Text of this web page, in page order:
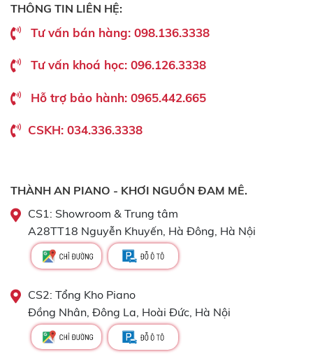
THÔNG TIN LIÊN HỆ:
Tư vấn bán hàng: 098.136.3338
Tư vấn khoá học: 096.126.3338
Hỗ trợ bảo hành: 0965.442.665
CSKH: 034.336.3338
THÀNH AN PIANO - KHƠI NGUỒN ĐAM MÊ.
CS1: Showroom & Trung tâm
A28TT18 Nguyễn Khuyến, Hà Đông, Hà Nội
CS2: Tổng Kho Piano
Đồng Nhân, Đông La, Hoài Đức, Hà Nội